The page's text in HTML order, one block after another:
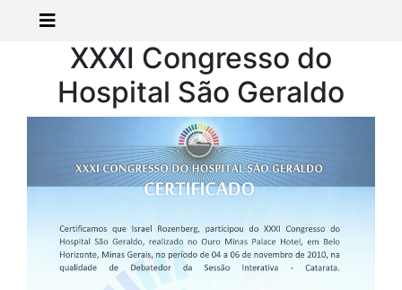
XXXI Congresso do
Hospital São Geraldo